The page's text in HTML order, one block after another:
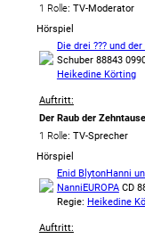
1 Rolle: TV-Moderator
Hörspiel
Die drei ??? und
Schuber 88843
Heikedine Körting
Auftritt:
Der Raub der
1 Rolle: TV-Sprecher
Hörspiel
Enid BlytonHanni
NanniEUROPACD
Regie: Heikedine
Auftritt: